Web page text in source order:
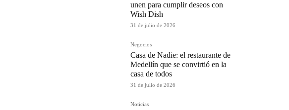
unen para cumplir deseos con
Wish Dish
31 de julio de 2026
Negocios
Casa de Nadie: el restaurante de
Medellín que se convirtió en la
casa de todos
31 de julio de 2026
Noticias